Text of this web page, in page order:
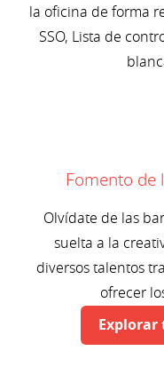
la oficina de forma
SSO, Lista de
Fomento de
Olvídate de las
suelta a la
diversos talentos
ofrecer
Explorar